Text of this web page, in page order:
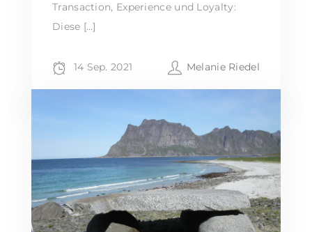
Transaction, Experience und Loyalty:
Diese […]
14 Sep. 2021 Melanie Riedel